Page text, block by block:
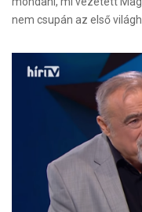
nem csupán az első